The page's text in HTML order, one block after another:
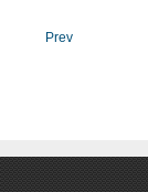
Prev